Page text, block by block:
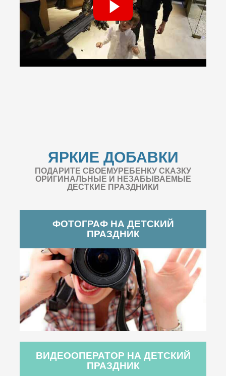
ЯРКИЕ ДОБАВКИ
ПОДАРИТЕ СВОЕМУРЕБЕНКУ СКАЗКУ
ОРИГИНАЛЬНЫЕ И НЕЗАБЫВАЕМЫЕ
ДЕСТКИЕ ПРАЗДНИКИ
ФОТОГРАФ НА ДЕТСКИЙ
ПРАЗДНИК
ВИДЕООПЕРАТОР НА ДЕТСКИЙ
ПРАЗДНИК